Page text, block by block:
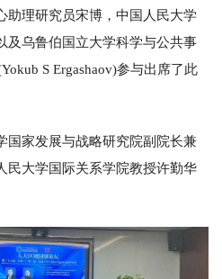
助理研究员宋博，中国人民大学
及乌鲁伯国立大学科学与公共事
S Ergashaov)参与出席了此
国家发展与战略研究院副院长兼
民大学国际关系学院教授许勤华